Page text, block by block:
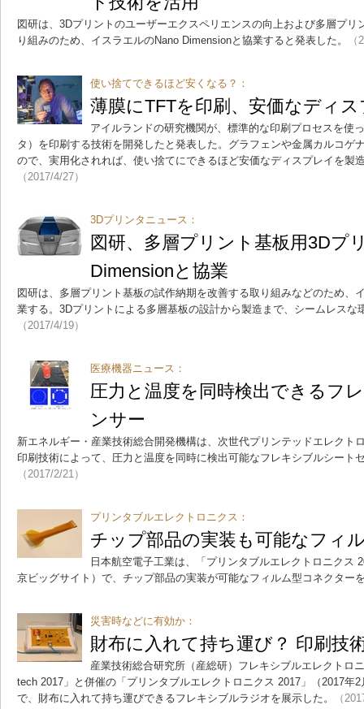
図研は、3Dプリントのユーザーエクスペリエンスの向上および多層プリ
り組みのため、イスラエルのNano Dimensionと協業すると発表した。
使い捨てできるほど安くなる？：
薄膜にTFTを印刷、安価なディ
アイルランドの研究機関が、標準的な印刷プロセスを使
タ）を印刷する技術を開発したと発表した。グラフェンや金属カルコゲ
ので、実用化されれば、使い捨てにできるほど安価なディスプレイを製
（2017/4/27）
3Dプリンタニュース：
図研、多層プリント基板用3Dプ
Dimensionと協業
図研は、多層プリント基板の試作納期を改善する取り組みなどのため、
業する。3Dプリントによる多層基板の設計から製造まで、シームレスな
（2017/4/19）
医療機器ニュース：
圧力と温度を同時検出できるフ
ンサー
新エネルギー・産業技術総合開発機構は、次世代プリンテッドエレクト
印刷技術によって、圧力と温度を同時に検出可能なフレキシブルシート
（2017/2/21）
プリンタブルエレクトロニクス：
チップ部品の実装も可能なフィ
日本航空電子工業は、「プリンタブルエレクトロニクス
京ビッグサイト）で、チップ部品の実装が可能なフィルム型コネクター
災害時などに有効か：
財布に入れて持ち運び？ 印刷技
産業技術総合研究所（産総研）フレキシブルエレクトロ
tech 2017」と併催の「プリンタブルエレクトロニクス 2017」（2017年
で、財布に入れて持ち運びできるフレキシブルラジオを展示した。
（